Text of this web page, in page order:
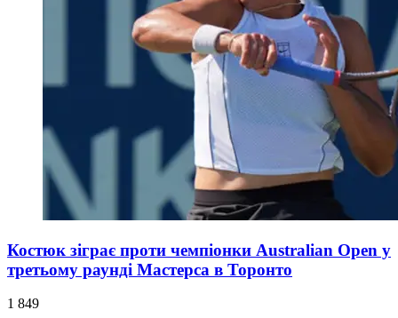
Костюк зіграє проти чемпіонки Australian Open у
третьому раунді Мастерса в Торонто
1 849